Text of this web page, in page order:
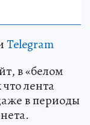
Telegram
в «белом
лента
в периоды